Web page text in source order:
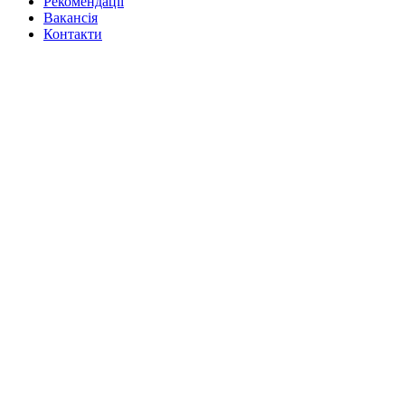
Вакансiя
Контакти